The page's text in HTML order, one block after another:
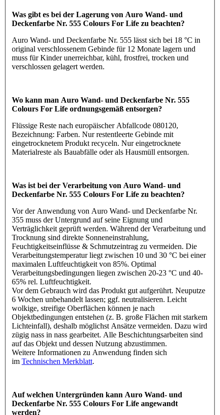
Was gibt es bei der Lagerung von Auro Wand- und
Deckenfarbe Nr. 555 Colours For Life zu beachten?
Auro Wand- und Deckenfarbe Nr. 555 lässt sich bei 18 °C in
original verschlossenem Gebinde für 12 Monate lagern und
muss für Kinder unerreichbar, kühl, frostfrei, trocken und
verschlossen gelagert werden.
Wo kann man Auro Wand- und Deckenfarbe Nr. 555
Colours For Life ordnungsgemäß entsorgen?
Flüssige Reste nach europäischer Abfallcode 080120,
Bezeichnung: Farben. Nur restentleerte Gebinde mit
eingetrocknetem Produkt recyceln. Nur eingetrocknete
Materialreste als Bauabfälle oder als Hausmüll entsorgen.
Was ist bei der Verarbeitung von Auro Wand- und
Deckenfarbe Nr. 555 Colours For Life zu beachten?
Vor der Anwendung von Auro Wand- und Deckenfarbe Nr.
355 muss der Untergrund auf seine Eignung und
Verträglichkeit geprüft werden. Während der Verarbeitung und
Trocknung sind direkte Sonneneinstrahlung,
Feuchtigkeitseinflüsse & Schmutzeintrag zu vermeiden. Die
Verarbeitungstemperatur liegt zwischen 10 und 30 °C bei einer
maximalen Luftfeuchtigkeit von 85%. Optimal
Verarbeitungsbedingungen liegen zwischen 20-23 °C und 40-
65% rel. Luftfeuchtigkeit.
Vor dem Gebrauch wird das Produkt gut aufgerührt. Neuputze
6 Wochen unbehandelt lassen; ggf. neutralisieren. Leicht
wolkige, streifige Oberflächen können je nach
Objektbedingungen entstehen (z. B. große Flächen mit starkem
Lichteinfall), deshalb möglichst Ansätze vermeiden. Dazu wird
zügig nass in nass gearbeitet. Alle Beschichtungsarbeiten sind
auf das Objekt und dessen Nutzung abzustimmen.
Weitere Informationen zu Anwendung finden sich
im Technischen Merkblatt.
Auf welchen Untergründen kann Auro Wand- und
Deckenfarbe Nr. 555 Colours For Life angewandt
werden?